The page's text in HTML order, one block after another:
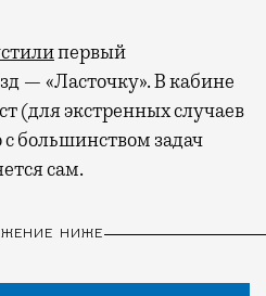
первый
— «Ласточку». В кабине
(для экстренных случаев
большинством задач
сам.
НИЖЕ